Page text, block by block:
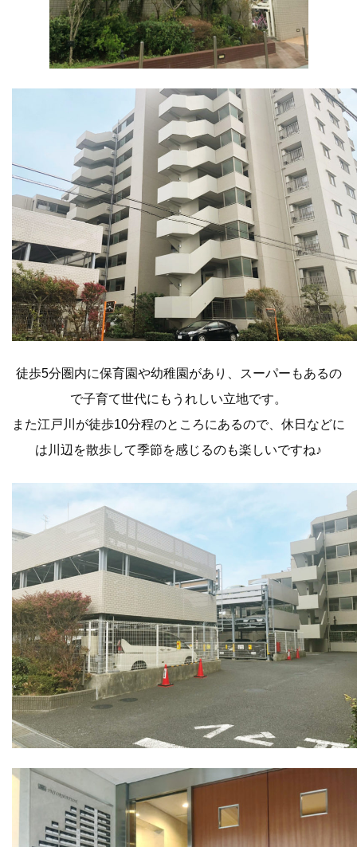
徒歩5分圏内に保育園や幼稚園があり、スーパーもあるの
で子育て世代にもうれしい立地です。
また江戸川が徒歩10分程のところにあるので、休日などに
は川辺を散歩して季節を感じるのも楽しいですね♪